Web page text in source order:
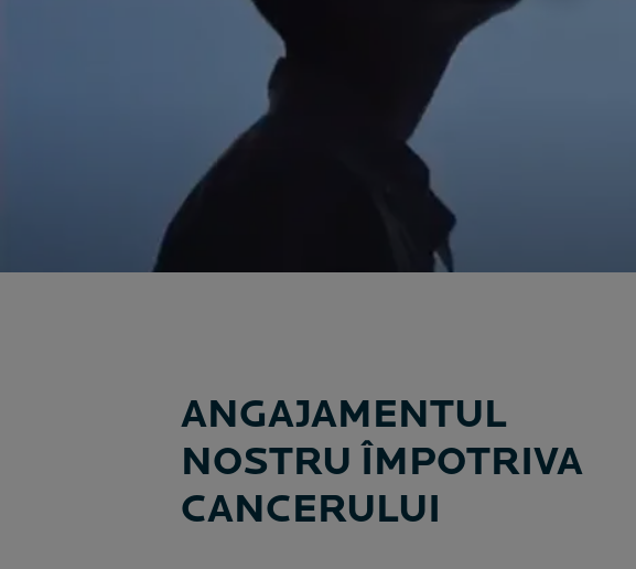
ANGAJAMENTUL
NOSTRU ÎMPOTRIVA
CANCERULUI